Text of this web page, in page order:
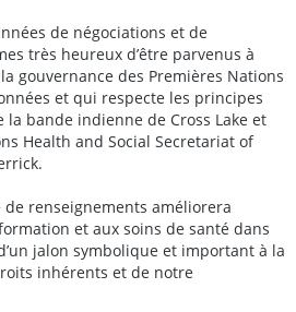
de négociations et de
très heureux d’être parvenus à
gouvernance des Premières Nations
et qui respecte les principes
la bande indienne de Cross Lake et
Health and Social Secretariat of
renseignements améliorera
et aux soins de santé dans
jalon symbolique et important à la
inhérents et de notre